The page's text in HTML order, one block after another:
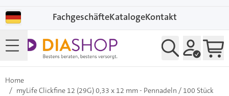
FachgeschäfteKatalogeKontakt
Home
/ myLife Clickfine 12 (29G) 0,33 x 12 mm - Pennadeln / 100 Stück